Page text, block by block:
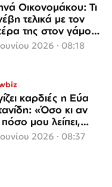
Οικονομάκου: Τι
τελικά με τον
της στον γάμο
Τσερέλα;
2026 · 08:18
καρδιές η Εύα
«Όσο κι αν
μου λείπει,
θα ’ναι»2026 · 08:37